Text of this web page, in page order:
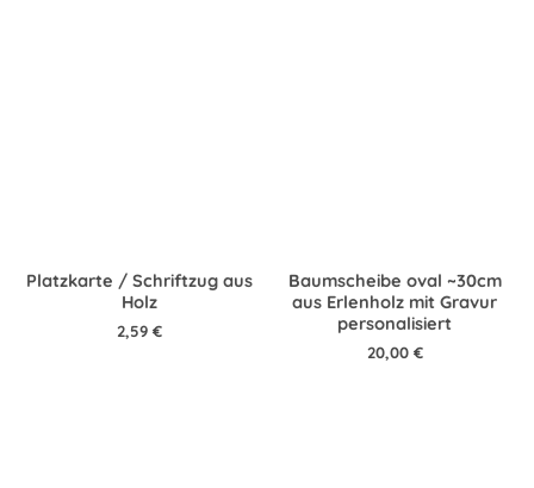
Platzkarte / Schriftzug aus
Holz
2,59 €
Baumscheibe oval ~30cm
aus Erlenholz mit Gravur
personalisiert
20,00 €